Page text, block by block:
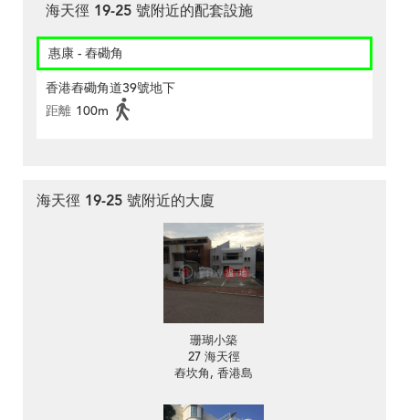
海天徑 19-25 號附近的配套設施
惠康 - 舂磡角
香港舂磡角道39號地下
距離 100m
海天徑 19-25 號附近的大廈
珊瑚小築
27 海天徑
舂坎角, 香港島